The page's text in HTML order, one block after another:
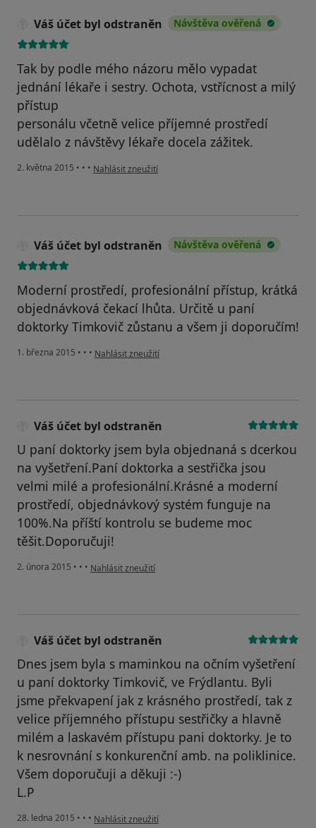
Váš účet byl odstraněn Návštěva ověřená
Tak by podle mého názoru mělo vypadat
jednání lékaře i sestry. Ochota, vstřícnost a milý
přístup
personálu včetně velice příjemné prostředí
udělalo z návštěvy lékaře docela zážitek.
2. května 2015 • • • podle názoru uživatele Váš účet byl odstraněn
Nahlásit zneužití
Váš účet byl odstraněn Návštěva ověřená
Moderní prostředí, profesionální přístup, krátká
objednávková čekací lhůta. Určitě u paní
doktorky Timkovič zůstanu a všem ji doporučím!
1. března 2015 • • • podle názoru uživatele Váš účet byl odstraněn
Nahlásit zneužití
Váš účet byl odstraněn
U paní doktorky jsem byla objednaná s dcerkou
na vyšetření.Paní doktorka a sestřička jsou
velmi milé a profesionální.Krásné a moderní
prostředí, objednávkový systém funguje na
100%.Na příští kontrolu se budeme moc
těšit.Doporučuji!
2. února 2015 • • • podle názoru uživatele Váš účet byl odstraněn
Nahlásit zneužití
Váš účet byl odstraněn
Dnes jsem byla s maminkou na očním vyšetření
u paní doktorky Timkovič, ve Frýdlantu. Byli
jsme překvapení jak z krásného prostředí, tak z
velice příjemného přístupu sestřičky a hlavně
milém a laskavém přístupu pani doktorky. Je to
k nesrovnání s konkurenční amb. na poliklinice.
Všem doporučuji a děkuji :-)
L.P
28. ledna 2015 • • • podle názoru uživatele Váš účet byl odstraněn
Nahlásit zneužití